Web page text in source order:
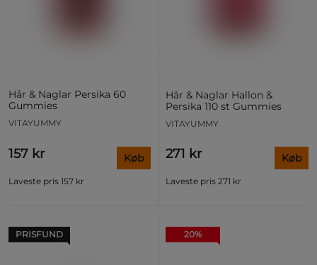
Hår & Naglar Persika 60
Gummies
VITAYUMMY
157 kr
Laveste pris 157 kr
Køb
Hår & Naglar Hallon &
Persika 110 st Gummies
VITAYUMMY
271 kr
Laveste pris 271 kr
Køb
PRISFUND 20%